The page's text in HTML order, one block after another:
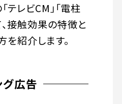
テレビCM」「電柱
接触効果の特徴と
紹介します。
広告